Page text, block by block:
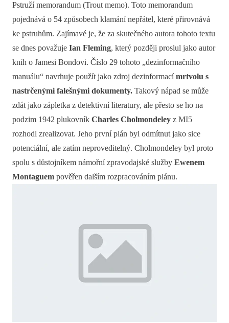
Pstruží memorandum (Trout memo). Toto memorandum
pojednává o 54 způsobech klamání nepřátel, které přirovnává
ke pstruhům. Zajímavé je, že za skutečného autora tohoto textu
se dnes považuje Ian Fleming, který později proslul jako autor
knih o Jamesi Bondovi. Číslo 29 tohoto „dezinformačního
manuálu“ navrhuje použít jako zdroj dezinformacímrtvolu s
nastrčenými falešnými dokumenty. Takový nápad se může
zdát jako zápletka z detektivní literatury, ale přesto se ho na
podzim 1942 plukovník Charles Cholmondeley z MI5
rozhodl zrealizovat. Jeho první plán byl odmítnut jako sice
potenciální, ale zatím neproveditelný. Cholmondeley byl proto
spolu s důstojníkem námořní zpravodajské služby Ewenem
Montaguem pověřen dalším rozpracováním plánu.